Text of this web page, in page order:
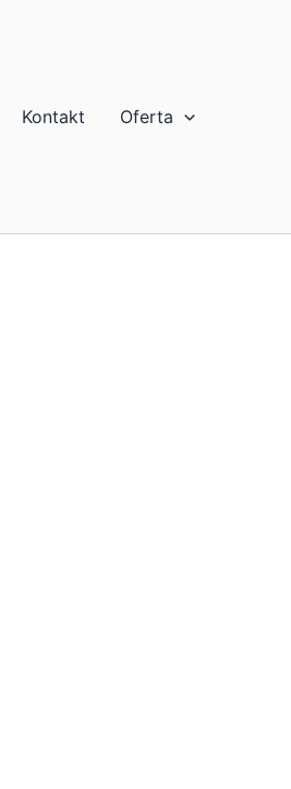
Kontakt Oferta